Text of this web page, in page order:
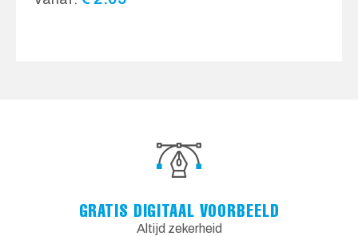
GRATIS DIGITAAL VOORBEELD
Altijd zekerheid